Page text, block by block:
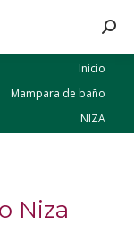
Inicio
Mampara de baño
NIZA
Niza